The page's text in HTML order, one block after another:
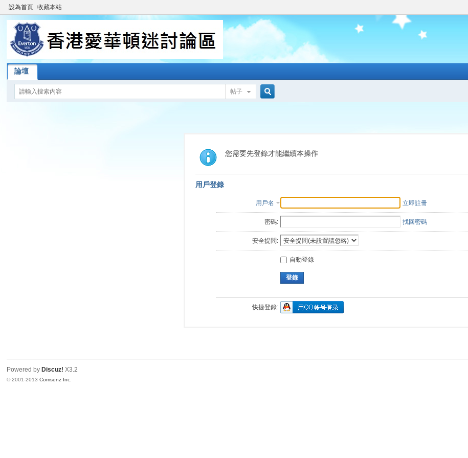
設為首頁 收藏本站
論壇
帖子
索
您需要先登錄才能繼續本操作
用戶登錄
用戶名 立即註冊
密碼: 找回密碼
安全提問:
自動登錄
登錄
快捷登錄:
Powered by Discuz! X3.2
© 2001-2013Comsenz Inc.